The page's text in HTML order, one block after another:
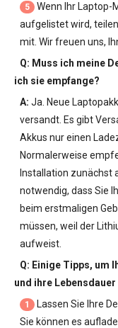
5
Wenn Ihr Laptop-
aufgelistet wird,
mit. Wir freuen uns,
Q: Muss ich meine
ich sie empfange?
A: Ja. Neue
versandt. Es gibt
Akkus nur einen
Normalerweise
Installation zunächst
notwendig, dass Sie
beim erstmaligen
müssen, weil der
aufweist.
Q: Einige Tipps, um
und ihre
1 Lassen Sie Ihre
Sie können es